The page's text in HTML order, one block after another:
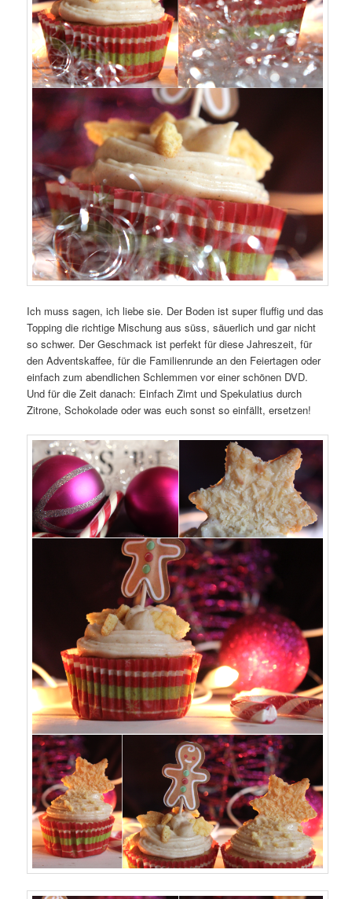
Ich muss sagen, ich liebe sie. Der Boden ist super fluffig und das
Topping die richtige Mischung aus süss, säuerlich und gar nicht
so schwer. Der Geschmack ist perfekt für diese Jahreszeit, für
den Adventskaffee, für die Familienrunde an den Feiertagen oder
einfach zum abendlichen Schlemmen vor einer schönen DVD.
Und für die Zeit danach: Einfach Zimt und Spekulatius durch
Zitrone, Schokolade oder was euch sonst so einfällt, ersetzen!